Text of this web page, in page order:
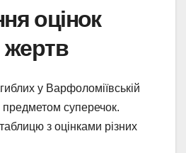
оцінок
жертв
у Варфоломіївській
предметом суперечок.
з оцінками різних